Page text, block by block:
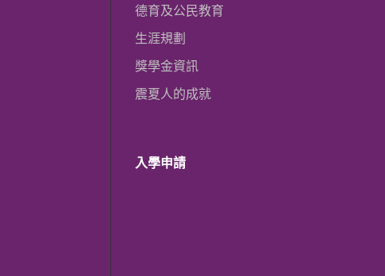
德育及公民教育
生涯規劃
獎學金資訊
震夏人的成就
入學申請